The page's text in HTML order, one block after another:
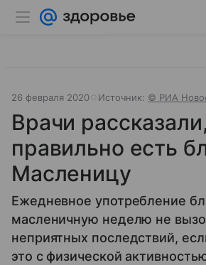
26 февраля 2020 Источник: © РИА
Врачи
правильно есть
Масленицу
Ежедневное употребление
масленичную неделю не
неприятных последствий,
это с физической